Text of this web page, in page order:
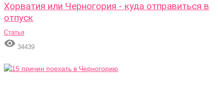
Хорватия или Черногория - куда отправиться в
отпуск
Статья
 34439